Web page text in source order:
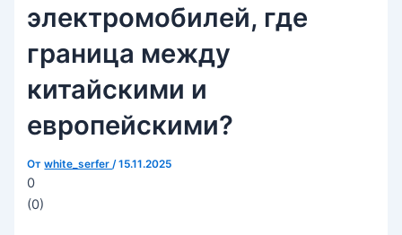
электромобилей, где
граница между
китайскими и
европейскими?
Отwhite_serfer/15.11.2025
0
(0)